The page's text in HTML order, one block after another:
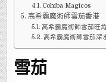
Cohiba Magicos
高希霸魔術師雪茄香港
高希霸魔術師雪茄旺角
高希霸魔術師雪茄深
雪茄